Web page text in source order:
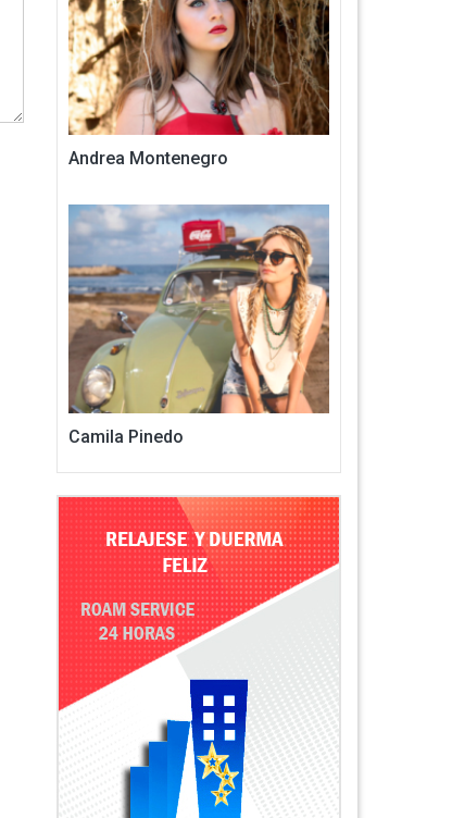
Andrea Montenegro
Camila Pinedo